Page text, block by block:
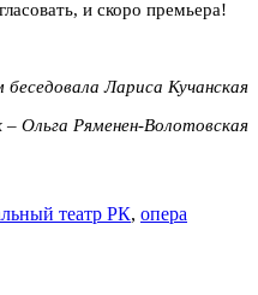
и скоро премьера!
Лариса Кучанская
– Ольга Ряменен-Волотовская
театр РК, опера